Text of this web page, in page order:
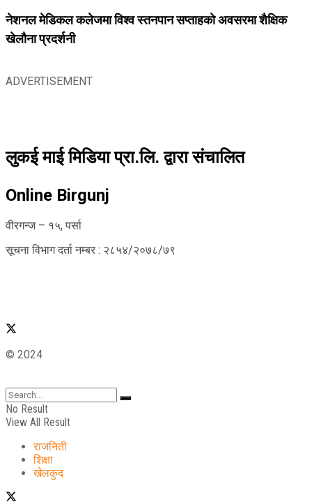
नेशनल मेडिकल कलेजमा विश्व स्तनपान सप्ताहको अवसरमा शैक्षिक
खेलौना प्रदर्शनी
ADVERTISEMENT
लुकई माई मिडिया प्रा.लि. द्वारा संचालित
Online Birgunj
वीरगन्ज – १५, पर्सा
सूचना विभाग दर्ता नम्बर : २८५४/२०७८/७९
© 2024
No Result
View All Result
राजनिती
शिक्षा
खेलकुद